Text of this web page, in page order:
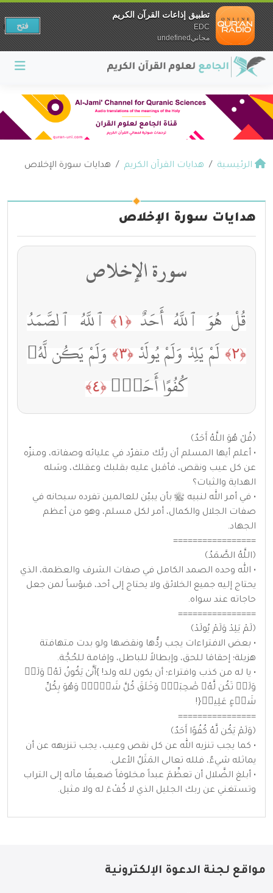
الرئيسية هدايات القرآن الكريم هدايات سورة الإخلاص
هدايات سورة الإخلاص
سورة الإخلاص
قُلْ هُوَ ٱللَّهُ أَحَدٌ﴿١﴾ ٱللَّهُ ٱلصَّمَدُ
﴿٢﴾ لَمْ يَلِدْ وَلَمْ يُولَدْ﴿٣﴾
وَلَمْ يَكُن لَّهُۥ
كُفُوًا أَحَدٌۢ ﴿٤﴾
﴿قُلْ هُوَ اللَّهُ أَحَدٌ﴾
• أعلم أيها المسلم أن ربَّك متفرّد في عليائه وصفاته، ومنزّه
عن كل عيب ونقص، فأقبل عليه بقلبك وعقلك، وسَله
الهداية والثبات؟
• في أمر الله لنبيه ﷺ بأن يبيّن للعالمين تفرده سبحانه في
صفات الجلال والكمال، أمر لكل مسلم، وهو من أعظم
الجهاد.
=================
﴿اللَّهُ الصَّمَدُ﴾
• الله وحده الصمد الكامل في صفات الشرف والعظمة، الذي
يحتاج إليه جميع الخلائق ولا يحتاج إلى أحد، فبؤساً لمن جعل
حاجاته عند سواه.
================
﴿لَمْ يَلِدْ وَلَمْ يُولَدْ﴾
• بعض الافتراءات يجب ردُّها ونقضها ولو بدت متهافتة
هزيلة؛ إحقاقا للحق، وإبطالاً للباطل، وإقامة للحُجَّة.
• يا له من كذب وافتراء؛ أن يكون لله ولد! }أَنَّىٰ يَكُونُ لَهُۥ وَلَدٞ
وَلَمۡ تَكُن لَّهُۥ صَٰحِبَةٞۖ وَخَلَقَ كُلَّ شَيۡءٖۖ وَهُوَ بِكُلِّ
شَيۡءٍ عَلِيمٞ{!
================
﴿وَلَمْ يَكُن لَّهُ كُفُوًا أَحَدٌ﴾
• كما يجب تنزيه الله عن كل نقص وعيب، يجب تنزيهه عن أن
يماثله شيءٌ، فلله تعالى المَثَلُ الأعلى.
• أبلغ الضَّلال أن تعظِّمَ عبداً مخلوقاً ضعيفًا مآله إلى التراب
وتستغني عن ربك الجليل الذي لا كُفْءَ له ولا مثيل.
مواقع لجنة الدعوة الإلكترونية
تطبيق إذاعات القرآن الكريم
EDC
مجانيundefined
فتح